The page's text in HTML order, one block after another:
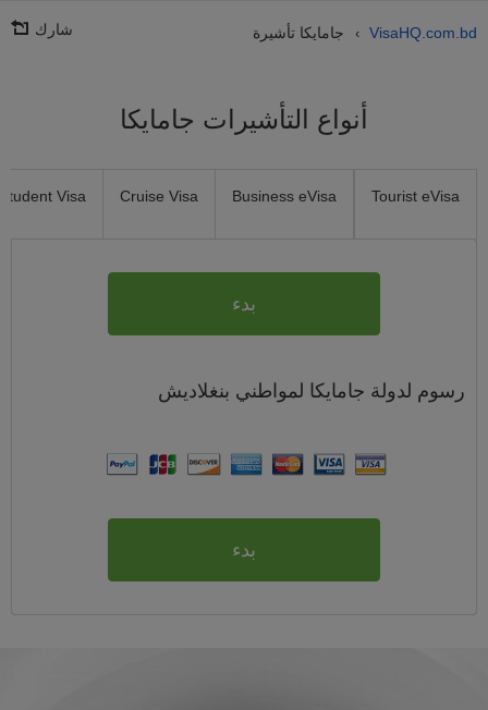
VisaHQ.com.bd
› جامايكا تأشيرة شارك
أنواع التأشيرات جامايكا
Tourist eVisa
Business eVisa
Cruise Visa
Student Visa
بدء
رسوم لدولة جامايكا لمواطني بنغلاديش
بدء